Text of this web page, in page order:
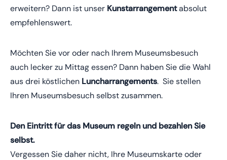
erweitern? Dann ist unser Kunstarrangementabsolut
empfehlenswert.
Möchten Sie vor oder nach Ihrem Museumsbesuch
auch lecker zu Mittag essen? Dann haben Sie die Wahl
aus drei köstlichen Luncharrangements. Sie stellen
Ihren Museumsbesuch selbst zusammen.
Den Eintritt für das Museum regeln und bezahlen Sie
selbst.
Vergessen Sie daher nicht, Ihre Museumskarte oder